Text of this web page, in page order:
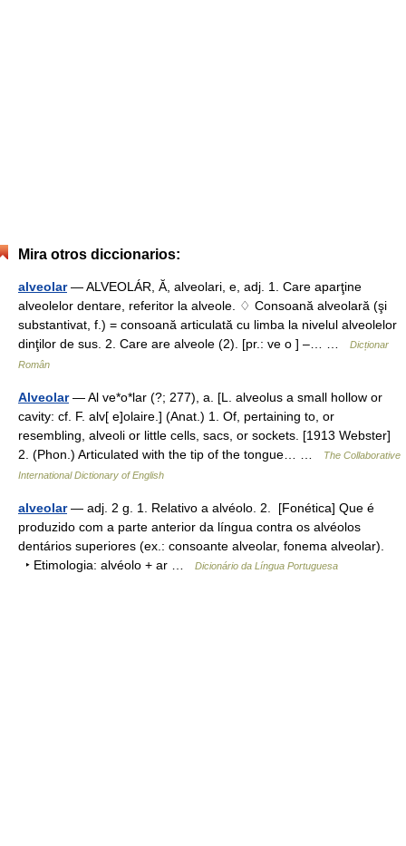
Mira otros diccionarios:
alveolar— ALVEOLÁR, Ă, alveolari, e, adj. 1. Care aparţine
alveolelor dentare, referitor la alveole. ♢ Consoană alveolară (şi
substantivat, f.) = consoană articulată cu limba la nivelul alveolelor
dinţilor de sus. 2. Care are alveole (2). [pr.: ve o ] –… …
Dicționar
Român
Alveolar— Al ve*o*lar (?; 277), a. [L. alveolus a small hollow or
cavity: cf. F. alv[ e]olaire.] (Anat.) 1. Of, pertaining to, or
resembling, alveoli or little cells, sacs, or sockets. [1913 Webster]
2. (Phon.) Articulated with the tip of the tongue… …
The Collaborative
International Dictionary of English
alveolar— adj. 2 g. 1. Relativo a alvéolo. 2. [Fonética] Que é
produzido com a parte anterior da língua contra os alvéolos
dentários superiores (ex.: consoante alveolar, fonema alveolar).
‣ Etimologia: alvéolo + ar …
Dicionário da Língua Portuguesa